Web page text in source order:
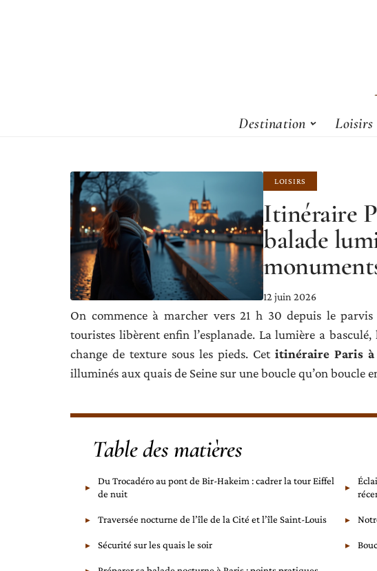
Destination Loisirs
LOISIRS
Itinéraire
balade
12 juin 2026
On commence à marcher vers 21 h 30 depuis le
touristes libèrent enfin l’esplanade. La lumière a
change de texture sous les pieds. Cet itinéraire Paris
illuminés aux quais de Seine sur une boucle qu’on boucle
Table des matières
Du Trocadéro au pont de Bir-Hakeim : cadrer la tour Eiffel
de nuit
Traversée nocturne de l’île de la Cité et l’île Saint-Louis
Sécurité sur les quais le soir